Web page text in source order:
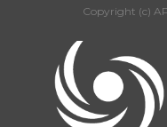
Copyright (c)